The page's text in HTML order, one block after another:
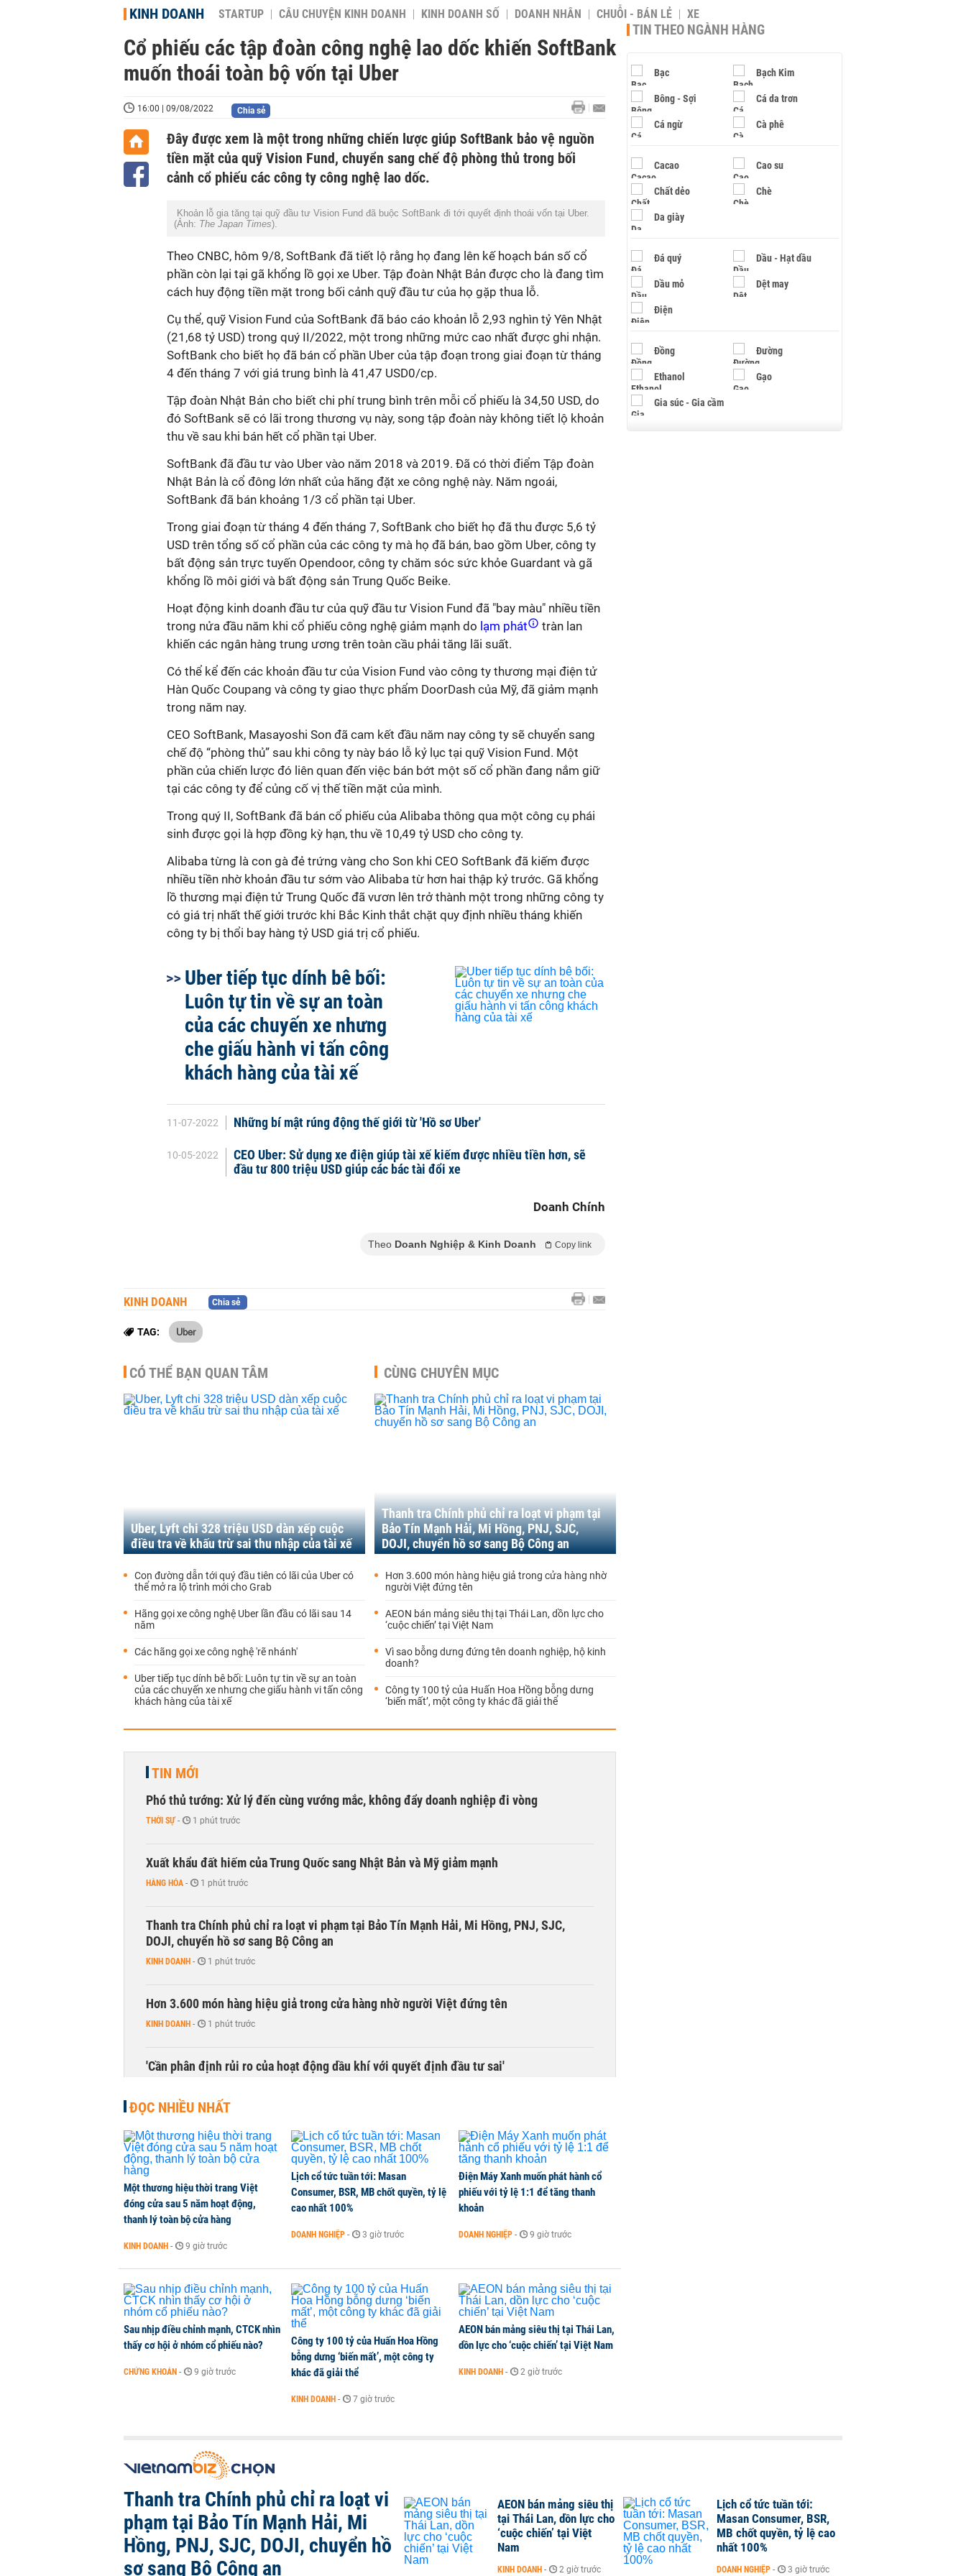
KINH DOANH STARTUP CÂU CHUYỆN KINH DOANH KINH DOANH SỐ DOANH NHÂN CHUỖI - BÁN LẺ XE
Cổ phiếu các tập đoàn công nghệ lao dốc khiến SoftBank
muốn thoái toàn bộ vốn tại Uber
16:00 | 09/08/2022 Chia sẻ
Đây được xem là một trong những chiến lược giúp SoftBank bảo vệ nguồn
tiền mặt của quỹ Vision Fund, chuyển sang chế độ phòng thủ trong bối
cảnh cổ phiếu các công ty công nghệ lao dốc.
Khoản lỗ gia tăng tại quỹ đầu tư Vision Fund đã buộc SoftBank đi tới quyết định thoái vốn tại Uber.
(Ảnh: The Japan Times).
Theo CNBC, hôm 9/8, SoftBank đã tiết lộ rằng họ đang lên kế hoạch bán số cổ
phần còn lại tại gã khổng lồ gọi xe Uber. Tập đoàn Nhật Bản được cho là đang tìm
cách huy động tiền mặt trong bối cảnh quỹ đầu tư của họ gặp thua lỗ.
Cụ thể, quỹ Vision Fund của SoftBank đã báo cáo khoản lỗ 2,93 nghìn tỷ Yên Nhật
(21,68 tỷ USD) trong quý II/2022, một trong những mức cao nhất được ghi nhận.
SoftBank cho biết họ đã bán cổ phần Uber của tập đoạn trong giai đoạn từ tháng
4 đến tháng 7 với giá trung bình là 41,47 USD0/cp.
Tập đoàn Nhật Bản cho biết chi phí trung bình trên mỗi cổ phiếu là 34,50 USD, do
đó SoftBank sẽ có lãi trong thương vụ này, song tập đoàn này không tiết lộ khoản
thu về sau khi bán hết cổ phần tại Uber.
SoftBank đã đầu tư vào Uber vào năm 2018 và 2019. Đã có thời điểm Tập đoàn
Nhật Bản là cổ đông lớn nhất của hãng đặt xe công nghệ này. Năm ngoái,
SoftBank đã bán khoảng 1/3 cổ phần tại Uber.
Trong giai đoạn từ tháng 4 đến tháng 7, SoftBank cho biết họ đã thu được 5,6 tỷ
USD trên tổng số cổ phần của các công ty mà họ đã bán, bao gồm Uber, công ty
bất động sản trực tuyến Opendoor, công ty chăm sóc sức khỏe Guardant và gã
khổng lồ môi giới và bất động sản Trung Quốc Beike.
Hoạt động kinh doanh đầu tư của quỹ đầu tư Vision Fund đã "bay màu" nhiều tiền
trong nửa đầu năm khi cổ phiếu công nghệ giảm mạnh do lạm phát
tràn lan
khiến các ngân hàng trung ương trên toàn cầu phải tăng lãi suất.
Có thể kể đến các khoản đầu tư của Vision Fund vào công ty thương mại điện tử
Hàn Quốc Coupang và công ty giao thực phẩm DoorDash của Mỹ, đã giảm mạnh
trong năm nay.
CEO SoftBank, Masayoshi Son đã cam kết đầu năm nay công ty sẽ chuyển sang
chế độ “phòng thủ” sau khi công ty này báo lỗ kỷ lục tại quỹ Vision Fund. Một
phần của chiến lược đó liên quan đến việc bán bớt một số cổ phần đang nắm giữ
tại các công ty để củng cố vị thế tiền mặt của mình.
Trong quý II, SoftBank đã bán cổ phiếu của Alibaba thông qua một công cụ phái
sinh được gọi là hợp đồng kỳ hạn, thu về 10,49 tỷ USD cho công ty.
Alibaba từng là con gà đẻ trứng vàng cho Son khi CEO SoftBank đã kiếm được
nhiều tiền nhờ khoản đầu tư sớm vào Alibaba từ hơn hai thập kỷ trước. Gã khổng
lồ thương mại điện tử Trung Quốc đã vươn lên trở thành một trong những công ty
có giá trị nhất thế giới trước khi Bắc Kinh thắt chặt quy định nhiều tháng khiến
công ty bị thổi bay hàng tỷ USD giá trị cổ phiếu.
Uber tiếp tục dính bê bối:
Luôn tự tin về sự an toàn
của các chuyến xe nhưng
che giấu hành vi tấn công
khách hàng của tài xế
11-07-2022 Những bí mật rúng động thế giới từ 'Hồ sơ Uber'
10-05-2022
CEO Uber: Sử dụng xe điện giúp tài xế kiếm được nhiều tiền hơn, sẽ
đầu tư 800 triệu USD giúp các bác tài đổi xe
Doanh Chính
Theo Doanh Nghiệp & Kinh Doanh Copy link
KINH DOANH Chia sẻ
TAG: Uber
CÓ THỂ BẠN QUAN TÂM
Uber, Lyft chi 328 triệu USD dàn xếp cuộc
điều tra về khấu trừ sai thu nhập của tài xế
Con đường dẫn tới quý đầu tiên có lãi của Uber có
thể mở ra lộ trình mới cho Grab
Hãng gọi xe công nghệ Uber lần đầu có lãi sau 14
năm
Các hãng gọi xe công nghệ 'rẽ nhánh'
Uber tiếp tục dính bê bối: Luôn tự tin về sự an toàn
của các chuyến xe nhưng che giấu hành vi tấn công
khách hàng của tài xế
CÙNG CHUYÊN MỤC
Thanh tra Chính phủ chỉ ra loạt vi phạm tại
Bảo Tín Mạnh Hải, Mi Hồng, PNJ, SJC,
DOJI, chuyển hồ sơ sang Bộ Công an
Hơn 3.600 món hàng hiệu giả trong cửa hàng nhờ
người Việt đứng tên
AEON bán mảng siêu thị tại Thái Lan, dồn lực cho
‘cuộc chiến’ tại Việt Nam
Vì sao bỗng dưng đứng tên doanh nghiệp, hộ kinh
doanh?
Công ty 100 tỷ của Huấn Hoa Hồng bỗng dưng
‘biến mất’, một công ty khác đã giải thể
TIN MỚI
Phó thủ tướng: Xử lý đến cùng vướng mắc, không đẩy doanh nghiệp đi vòng
THỜI SỰ - 1 phút trước
Xuất khẩu đất hiếm của Trung Quốc sang Nhật Bản và Mỹ giảm mạnh
HÀNG HÓA - 1 phút trước
Thanh tra Chính phủ chỉ ra loạt vi phạm tại Bảo Tín Mạnh Hải, Mi Hồng, PNJ, SJC,
DOJI, chuyển hồ sơ sang Bộ Công an
KINH DOANH - 1 phút trước
Hơn 3.600 món hàng hiệu giả trong cửa hàng nhờ người Việt đứng tên
KINH DOANH - 1 phút trước
'Cần phân định rủi ro của hoạt động dầu khí với quyết định đầu tư sai'
ĐỌC NHIỀU NHẤT
Một thương hiệu thời trang Việt
đóng cửa sau 5 năm hoạt động,
thanh lý toàn bộ cửa hàng
KINH DOANH - 9 giờ trước
Lịch cổ tức tuần tới: Masan
Consumer, BSR, MB chốt quyền, tỷ lệ
cao nhất 100%
DOANH NGHIỆP - 3 giờ trước
Điện Máy Xanh muốn phát hành cổ
phiếu với tỷ lệ 1:1 để tăng thanh
khoản
DOANH NGHIỆP - 9 giờ trước
Sau nhịp điều chỉnh mạnh, CTCK nhìn
thấy cơ hội ở nhóm cổ phiếu nào?
CHỨNG KHOÁN - 9 giờ trước
Công ty 100 tỷ của Huấn Hoa Hồng
bỗng dưng ‘biến mất’, một công ty
khác đã giải thể
KINH DOANH - 7 giờ trước
AEON bán mảng siêu thị tại Thái Lan,
dồn lực cho ‘cuộc chiến’ tại Việt Nam
KINH DOANH - 2 giờ trước
TIN THEO NGÀNH HÀNG
Bạc Bạch Kim
Bông - Sợi Cá da trơn
Cá ngừ Cà phê
Cacao Cao su
Chất dẻo Chè
Da giày
Đá quý Dầu - Hạt dầu
Dầu mỏ Dệt may
Điện
Đồng Đường
Ethanol Gạo
Gia súc - Gia cầm
Thanh tra Chính phủ chỉ ra loạt vi
phạm tại Bảo Tín Mạnh Hải, Mi
Hồng, PNJ, SJC, DOJI, chuyển hồ
sơ sang Bộ Công an
AEON bán mảng siêu thị
tại Thái Lan, dồn lực cho
‘cuộc chiến’ tại Việt
Nam
KINH DOANH - 2 giờ trước
Lịch cổ tức tuần tới:
Masan Consumer, BSR,
MB chốt quyền, tỷ lệ cao
nhất 100%
DOANH NGHIỆP - 3 giờ trước